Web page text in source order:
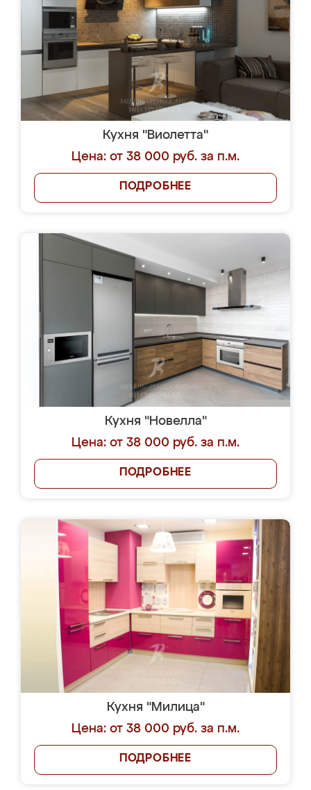
Кухня "Виолетта"
Цена: от 38 000 руб. за п.м.
ПОДРОБНЕЕ
Кухня "Новелла"
Цена: от 38 000 руб. за п.м.
ПОДРОБНЕЕ
Кухня "Милица"
Цена: от 38 000 руб. за п.м.
ПОДРОБНЕЕ